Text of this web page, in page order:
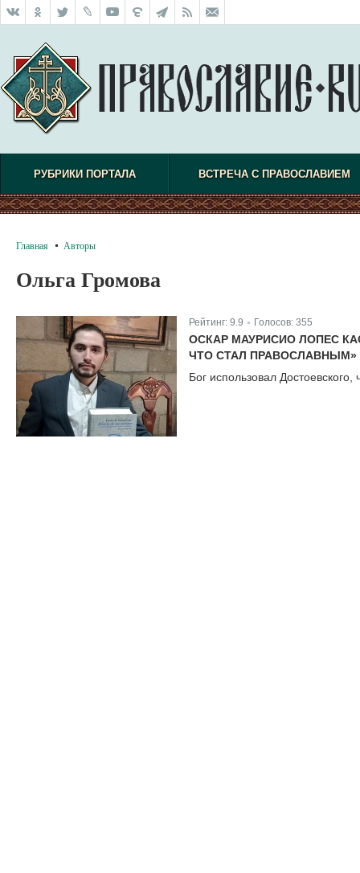
РУБРИКИ ПОРТАЛА ВСТРЕЧА С ПРАВОСЛАВИЕМ
Главная Авторы
Ольга Громова
Рейтинг: 9.9 Голосов: 355
ОСКАР МАУРИСИО ЛОПЕС
ЧТО СТАЛ ПРАВОСЛАВНЫМ»
Бог использовал